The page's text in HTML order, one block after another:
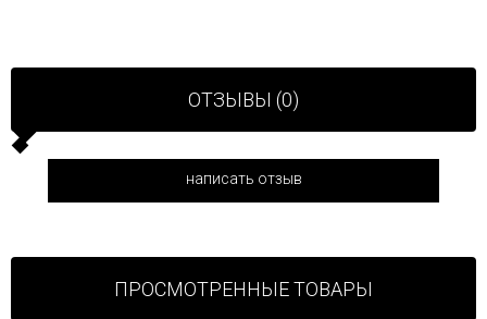
ОТЗЫВЫ (0)
написать отзыв
ПРОСМОТРЕННЫЕ ТОВАРЫ